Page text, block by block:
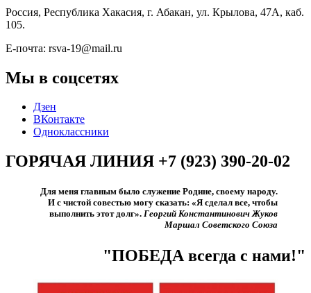
Россия, Республика Хакасия, г. Абакан, ул. Крылова, 47А, каб.
105.
Е-почта: rsva-19@mail.ru
Мы в соцсетях
Дзен
ВКонтакте
Одноклассники
ГОРЯЧАЯ ЛИНИЯ +7 (923) 390-20-02
Для меня главным было служение Родине, своему народу.
И с чистой совестью могу сказать: «Я сделал все, чтобы
выполнить этот долг».​ Георгий Константинович Жуков
Маршал Советского Союза
"ПОБЕДА всегда с нами!"